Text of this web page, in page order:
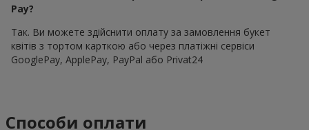
Pay?
Так. Ви можете здійснити оплату за замовлення букет
квітів з тортом карткою або через платіжні сервіси
GooglePay, ApplePay, PayPal або Privat24
Способи оплати